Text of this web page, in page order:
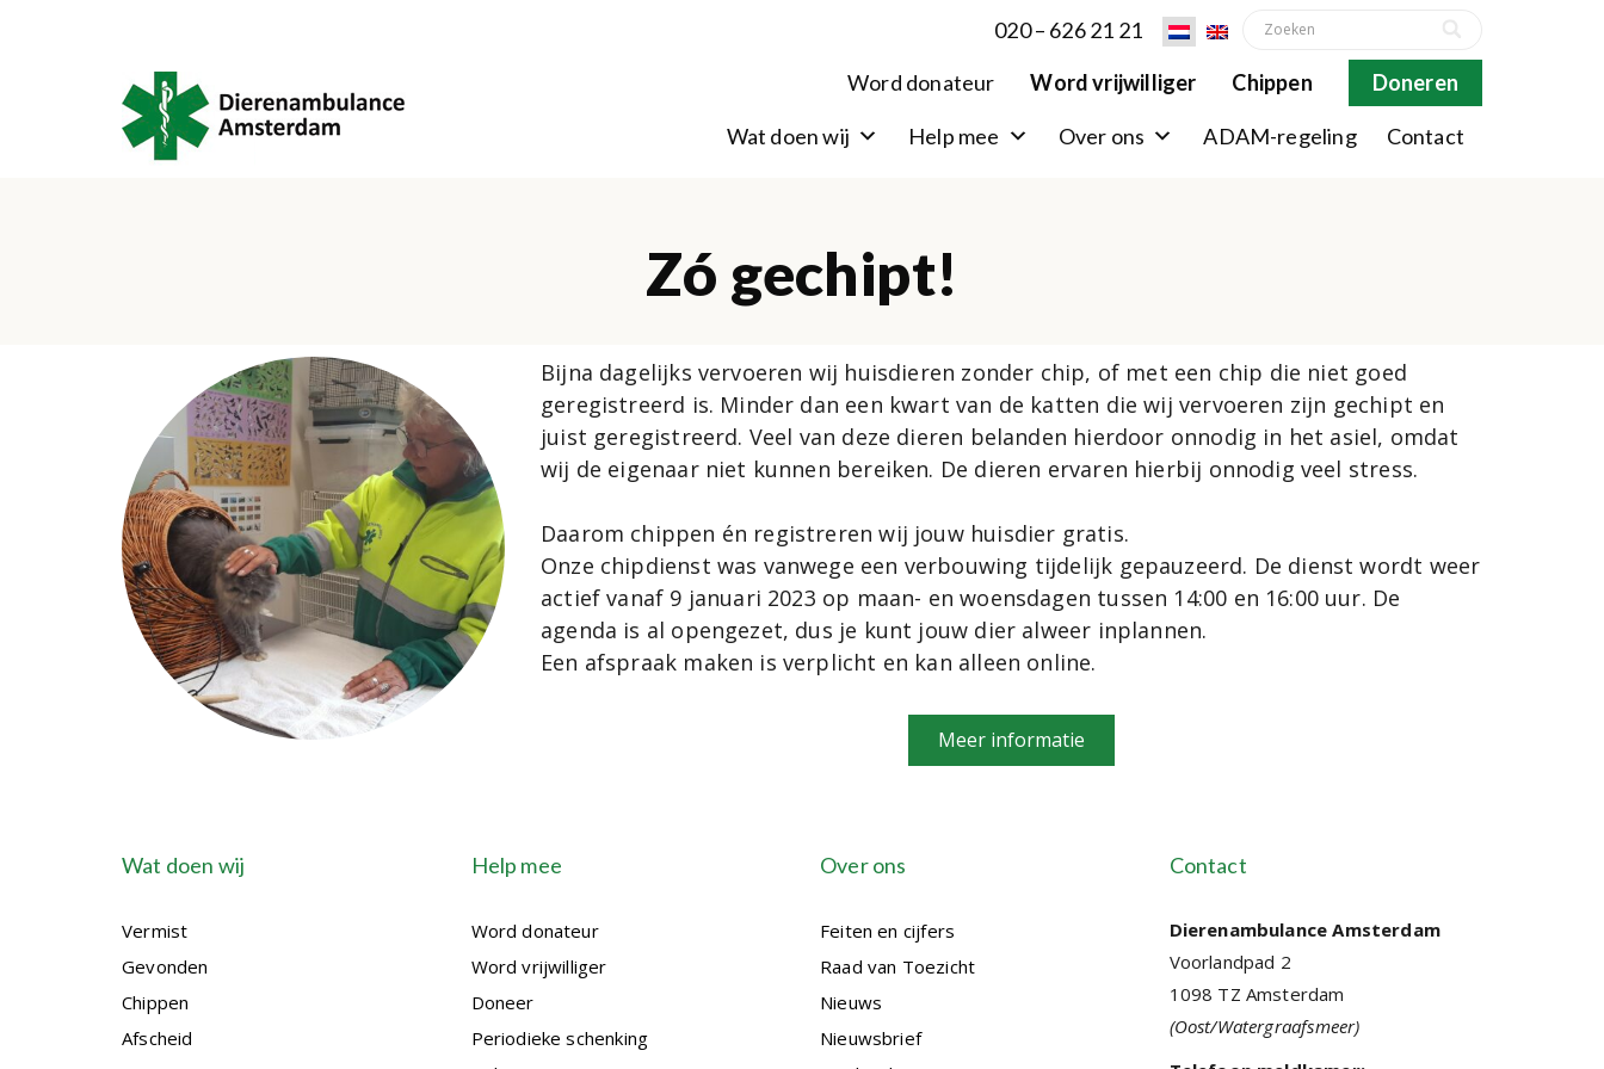
020 – 626 21 21
Word donateur
Word vrijwilliger Chippen Doneren
Wat doen wij Help mee Over ons ADAM-regeling Contact
Zó gechipt!
Bijna dagelijks vervoeren wij huisdieren zonder chip, of met een chip die niet goed
geregistreerd is. Minder dan een kwart van de katten die wij vervoeren zijn gechipt en
juist geregistreerd. Veel van deze dieren belanden hierdoor onnodig in het asiel, omdat
wij de eigenaar niet kunnen bereiken. De dieren ervaren hierbij onnodig veel stress.
Daarom chippen én registreren wij jouw huisdier gratis.
Onze chipdienst was vanwege een verbouwing tijdelijk gepauzeerd. De dienst wordt weer
actief vanaf 9 januari 2023 op maan- en woensdagen tussen 14:00 en 16:00 uur. De
agenda is al opengezet, dus je kunt jouw dier alweer inplannen.
Een afspraak maken is verplicht en kan alleen online.
Meer informatie
Wat doen wij
Vermist
Gevonden
Chippen
Afscheid
Help mee
Word donateur
Word vrijwilliger
Doneer
Periodieke schenking
Over ons
Feiten en cijfers
Raad van Toezicht
Nieuws
Nieuwsbrief
Contact
Dierenambulance Amsterdam
Voorlandpad 2
1098 TZ Amsterdam
(Oost/Watergraafsmeer)